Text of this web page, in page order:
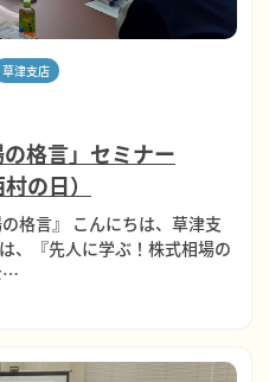
草津支店
の格言」セミナー
の日）
格言』 こんにちは、草津支
、『先人に学ぶ！株式相場の
…